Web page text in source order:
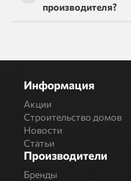
производителя?
Информация
Акции
Строительство домов
Новости
Статьи
Производители
Бренды